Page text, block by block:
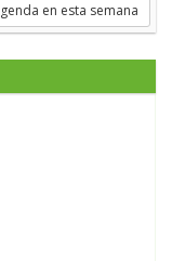
en esta semana